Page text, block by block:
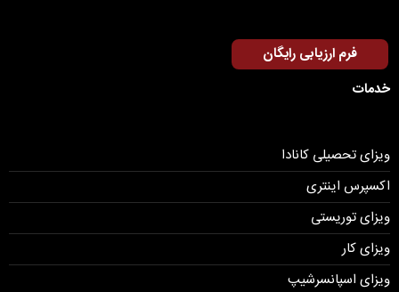
فرم ارزیابی رایگان
خدمات
ویزای تحصیلی کانادا
اکسپرس اینتری
ویزای توریستی
ویزای کار
ویزای اسپانسرشیپ